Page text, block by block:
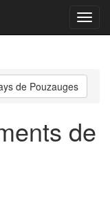
Menu
de Pouzauges
de